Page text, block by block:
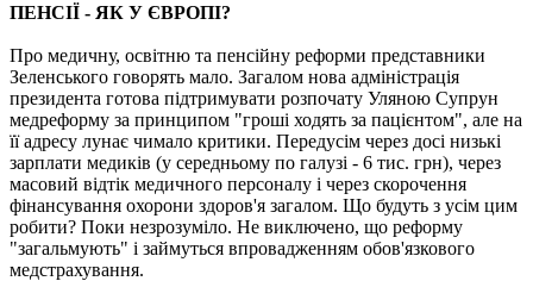
ПЕНСІЇ - ЯК У ЄВРОПІ?
Про медичну, освітню та пенсійну реформи представники
Зеленського говорять мало. Загалом нова адміністрація
президента готова підтримувати розпочату Уляною Супрун
медреформу за принципом "гроші ходять за пацієнтом", але на
її адресу лунає чимало критики. Передусім через досі низькі
зарплати медиків (у середньому по галузі - 6 тис. грн), через
масовий відтік медичного персоналу і через скорочення
фінансування охорони здоров'я загалом. Що будуть з усім цим
робити? Поки незрозуміло. Не виключено, що реформу
"загальмують" і займуться впровадженням обов'язкового
медстрахування.